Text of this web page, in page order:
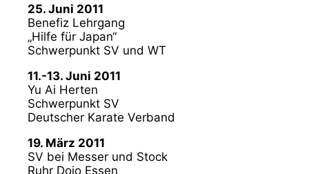
25. Juni 2011
Benefiz Lehrgang
„Hilfe für Japan“
Schwerpunkt SV und WT
11.-13. Juni 2011
Yu Ai Herten
Schwerpunkt SV
Deutscher Karate Verband
19. März 2011
SV bei Messer und Stock
Ruhr Dojo Essen